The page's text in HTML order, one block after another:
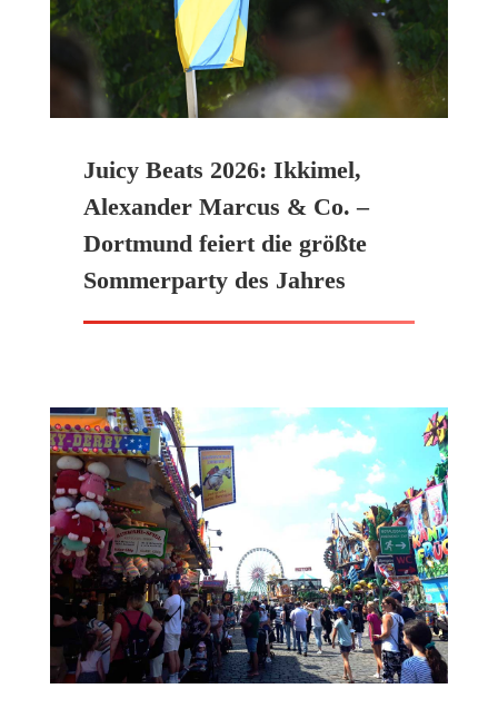
Juicy Beats 2026: Ikkimel,
Alexander Marcus & Co. –
Dortmund feiert die größte
Sommerparty des Jahres